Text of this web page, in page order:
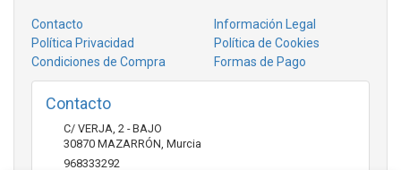
Contacto
Información Legal
Política Privacidad
Política de Cookies
Condiciones de Compra
Formas de Pago
Contacto
C/ VERJA, 2 - BAJO
30870 MAZARRÓN Murcia
968333292